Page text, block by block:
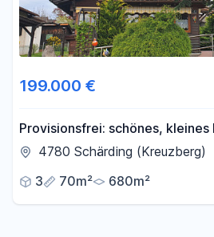
199.000 €
Provisionsfrei: schönes, kleines
Österreich
4780 Schärding (Kreuzberg)
3
70m² 680m²